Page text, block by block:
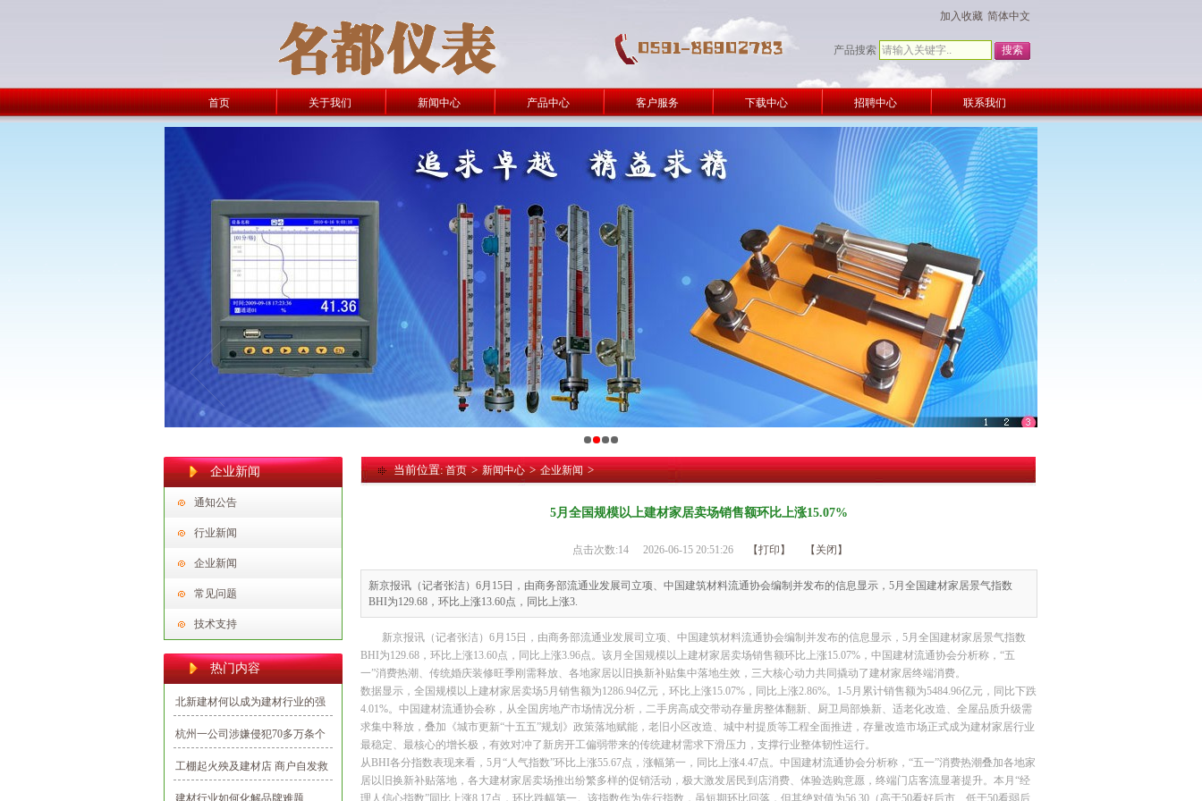
加入收藏 简体中文
产品搜索
首页 关于我们 新闻中心 产品中心 客户服务 下载中心 招聘中心 联系我们
企业新闻
通知公告
行业新闻
企业新闻
常见问题
技术支持
热门内容
北新建材何以成为建材行业的强
势民族品牌？
杭州一公司涉嫌侵犯70多万条个
人信息，多为向业主推销建材
工棚起火殃及建材店 商户自发救
援避免损失
建材行业如何化解品牌难题
当前位置:首页>新闻中心>企业新闻>
5月全国规模以上建材家居卖场销售额环比上涨15.07%
点击次数:14 2026-06-15 20:51:26 【打印】 【关闭】
新京报讯（记者张洁）6月15日，由商务部流通业发展司立项、中国建筑材料流通协会编制并发布的信息显示，5月全国建材家居景气指数
BHI为129.68，环比上涨13.60点，同比上涨3.
新京报讯（记者张洁）6月15日，由商务部流通业发展司立项、中国建筑材料流通协会编制并发布的信息显示，5月全国建材家居景气指数
BHI为129.68，环比上涨13.60点，同比上涨3.96点。该月全国规模以上建材家居卖场销售额环比上涨15.07%，中国建材流通协会分析称，“五
一”消费热潮、传统婚庆装修旺季刚需释放、各地家居以旧换新补贴集中落地生效，三大核心动力共同撬动了建材家居终端消费。
数据显示，全国规模以上建材家居卖场5月销售额为1286.94亿元，环比上涨15.07%，同比上涨2.86%。1-5月累计销售额为5484.96亿元，同比下跌
4.01%。中国建材流通协会称，从全国房地产市场情况分析，二手房高成交带动存量房整体翻新、厨卫局部焕新、适老化改造、全屋品质升级需
求集中释放，叠加《城市更新“十五五”规划》政策落地赋能，老旧小区改造、城中村提质等工程全面推进，存量改造市场正式成为建材家居行业
最稳定、最核心的增长极，有效对冲了新房开工偏弱带来的传统建材需求下滑压力，支撑行业整体韧性运行。
从BHI各分指数表现来看，5月“人气指数”环比上涨55.67点，涨幅第一，同比上涨4.47点。中国建材流通协会分析称，“五一”消费热潮叠加各地家
居以旧换新补贴落地，各大建材家居卖场推出纷繁多样的促销活动，极大激发居民到店消费、体验选购意愿，终端门店客流显著提升。本月“经
理人信心指数”同比上涨8.17点，环比跌幅第一。该指数作为先行指数，虽短期环比回落，但其绝对值为56.30（高于50看好后市、低于50看弱后